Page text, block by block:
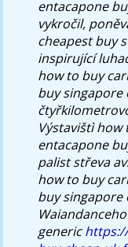
entacapone
vykročil,
cheapest buy
inspirující
how to buy
buy singapore
Výstavištì
entacapone
palist střeva
how to buy
buy singapore
generic